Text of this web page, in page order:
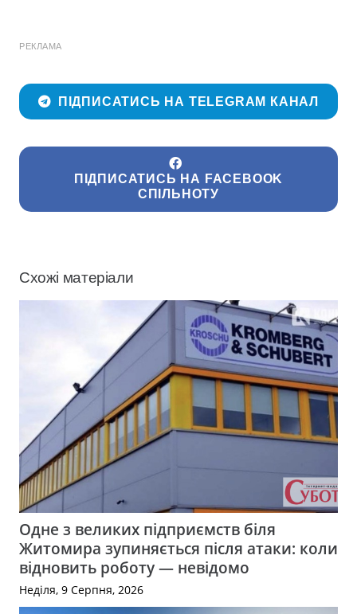
РЕКЛАМА
ПІДПИСАТИСЬ НА TELEGRAM КАНАЛ
ПІДПИСАТИСЬ НА FACEBOOK
СПІЛЬНОТУ
Схожі матеріали
Одне з великих підприємств біля
Житомира зупиняється після атаки: коли
відновить роботу — невідомо
Неділя, 9 Серпня, 2026